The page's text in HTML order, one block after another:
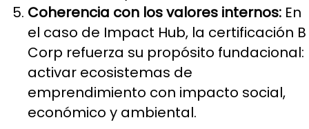
Coherencia con los valores internos: En
el caso de Impact Hub, la certificación B
Corp refuerza su propósito fundacional:
activar ecosistemas de
emprendimiento con impacto social,
económico y ambiental.